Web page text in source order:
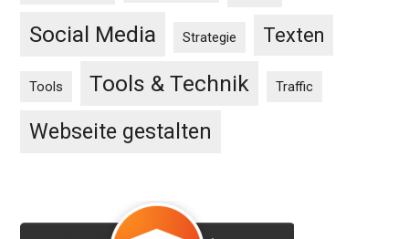
Social Media Strategie Texten
Tools Tools & Technik Traffic
Webseite gestalten